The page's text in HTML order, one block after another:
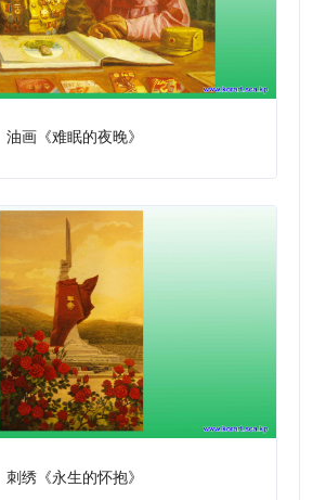
油画《难眠的夜晚》
刺绣《永生的怀抱》